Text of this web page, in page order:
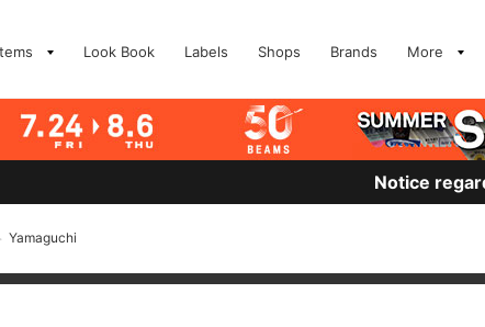
Look Book Labels Shops Brands More
Notice
Yamaguchi